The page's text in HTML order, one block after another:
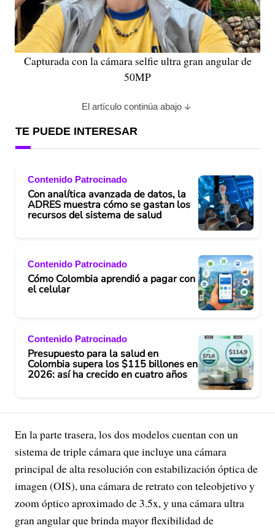
Capturada con la cámara selfie ultra gran angular de
50MP
El artículo continúa abajo
TE PUEDE INTERESAR
Contenido Patrocinado
Con analítica avanzada de datos, la
ADRES muestra cómo se gastan los
recursos del sistema de salud
Contenido Patrocinado
Cómo Colombia aprendió a pagar con
el celular
Contenido Patrocinado
Presupuesto para la salud en
Colombia supera los $115 billones en
2026: así ha crecido en cuatro años
En la parte trasera, los dos modelos cuentan con un
sistema de triple cámara que incluye una cámara
principal de alta resolución con estabilización óptica de
imagen (OIS), una cámara de retrato con teleobjetivo y
zoom óptico aproximado de 3.5x, y una cámara ultra
gran angular que brinda mayor flexibilidad de